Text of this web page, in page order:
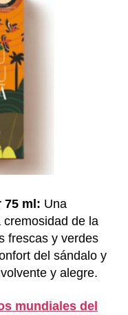
ml : Una
de la
frescas y verdes
del sándalo y
y alegre.
mundiales del